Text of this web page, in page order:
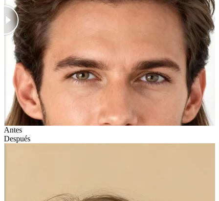
Antes
Después